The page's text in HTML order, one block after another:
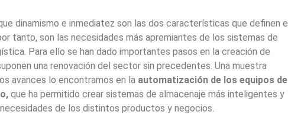
dinamismo e inmediatez son las dos características que definen el
tanto, son las necesidades más apremiantes de los sistemas de
Para ello se han dado importantes pasos en la creación de
una renovación del sector sin precedentes. Una muestra
avances lo encontramos en la automatización de los equipos de
que ha permitido crear sistemas de almacenaje más inteligentes y
de los distintos productos y negocios.